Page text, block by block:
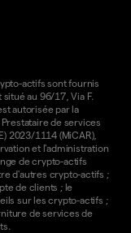
actifs sont fournis
au 96/17, Via F.
autorisée par la
de services
2023/1114 (MiCAR),
et l'administration
de crypto-actifs
d'autres crypto-actifs ;
de clients ; le
sur les crypto-actifs ;
de services de